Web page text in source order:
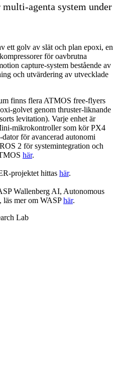
agenta system under
ett golv av slät och plan epoxi, en
för oavbrutna
capture-system bestående av
och utvärdering av utvecklade
finns flera ATMOS free-flyers
golvet genom thruster-liknande
levitation). Varje enhet är
mikrokontroller som kör PX4
för avancerad autonomi
2 för systemintegration och
här.
projektet hittas här.
Wallenberg AI, Autonomous
läs mer om WASPhär.
Lab